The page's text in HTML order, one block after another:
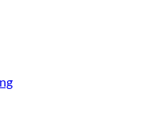
Argollas para Cortina en
proyectos de renovación y